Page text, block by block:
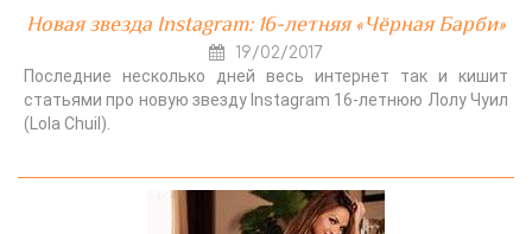
Новая звезда Instagram: 16-летняя «Чёрная Барби»
19/02/2017
Последние несколько дней весь интернет так и кишит
статьями про новую звезду Instagram 16-летнюю Лолу Чуил
(Lola Chuil).